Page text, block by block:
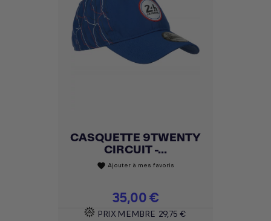
CASQUETTE 9TWENTY
CIRCUIT -...
favorite Ajouter à mes favoris
Prix
35,00 €
PRIX MEMBRE 29,75 €